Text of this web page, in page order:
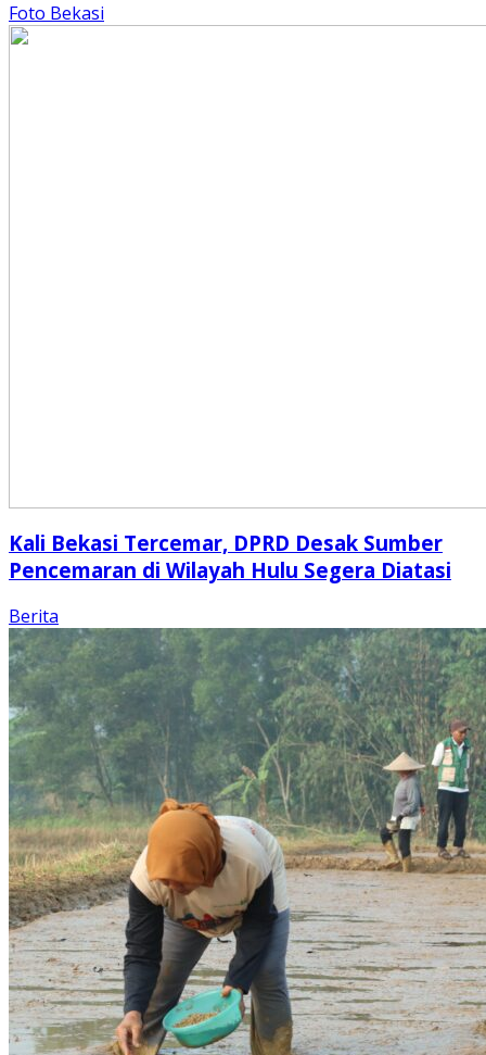
Foto Bekasi
Kali Bekasi Tercemar, DPRD Desak Sumber
Pencemaran di Wilayah Hulu Segera Diatasi
Berita